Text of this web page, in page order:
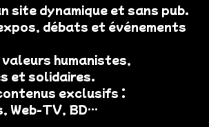
site dynamique et sans pub.
débats et événements
humanistes,
et solidaires.
exclusifs :
Web-TV, BD…